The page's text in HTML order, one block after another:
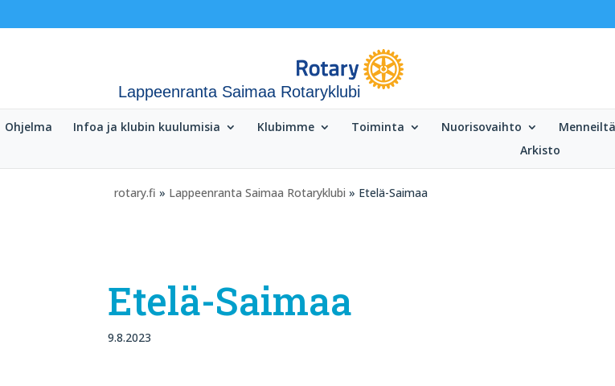
Lappeenranta Saimaa Rotaryklubi
Ohjelma Infoa ja klubin kuulumisia Klubimme Toiminta Nuorisovaihto
Arkisto
rotary.fi » Lappeenranta Saimaa Rotaryklubi » Etelä-Saimaa
Etelä-Saimaa
9.8.2023